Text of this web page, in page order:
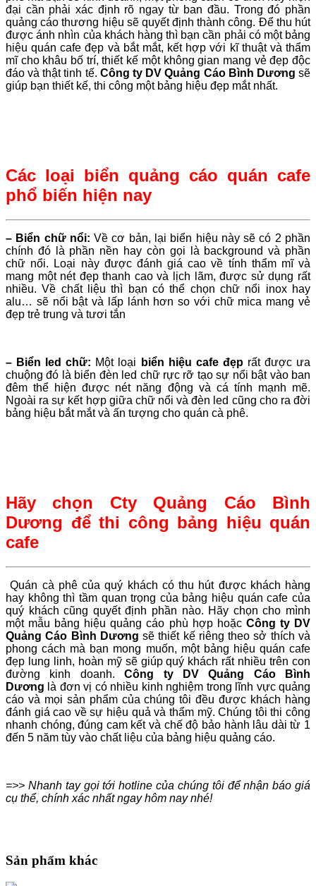
đại cần phải xác định rõ ngay từ ban đầu. Trong đó phần
quảng cáo thương hiệu sẽ quyết định thành công. Để thu hút
được ánh nhìn của khách hàng thì bạn cần phải có một bảng
hiệu quán cafe đẹp và bắt mắt, kết hợp với kĩ thuật và thẩm
mĩ cho khâu bố trí, thiết kế một không gian mang vẻ đẹp độc
đáo và thật tinh tế. Công ty DV Quảng Cáo Bình Dươngsẽ
giúp bạn thiết kế, thi công một bảng hiệu đẹp mắt nhất.
Các loại biển quảng cáo quán cafe
phổ biến hiện nay
– Biển chữ nổi:Về cơ bản, lại biển hiệu này sẽ có 2 phần
chính đó là phần nền hay còn gọi là background và phần
chữ nổi. Loại này được đánh giá cao về tính thẩm mĩ và
mang một nét đẹp thanh cao và lịch lãm, được sử dụng rất
nhiều. Về chất liệu thì bạn có thể chọn chữ nổi inox hay
alu… sẽ nổi bật và lấp lánh hơn so với chữ mica mang vẻ
đẹp trẻ trung và tươi tắn
– Biển led chữ: Một loại biển hiệu cafe đẹprất được ưa
chuộng đó là biển đèn led chữ rực rỡ tạo sự nổi bật vào ban
đêm thể hiện được nét năng động và cá tính mạnh mẽ.
Ngoài ra sự kết hợp giữa chữ nổi và đèn led cũng cho ra đời
bảng hiệu bắt mắt và ấn tượng cho quán cà phê.
Hãy chọn Cty Quảng Cáo Bình
Dương để thi công bảng hiệu quán
cafe
Quán cà phê của quý khách có thu hút được khách hàng
hay không thì tầm quan trọng của bảng hiệu quán cafe của
quý khách cũng quyết định phần nào. Hãy chọn cho mình
một mẫu bảng hiệu quảng cáo phù hợp hoặc Công ty DV
Quảng Cáo Bình Dương sẽ thiết kế riêng theo sở thích và
phong cách mà bạn mong muốn, một bảng hiệu quán cafe
đẹp lung linh, hoàn mỹ sẽ giúp quý khách rất nhiều trên con
đường kinh doanh.Công ty DV Quảng Cáo Bình
Dương là đơn vị có nhiều kinh nghiệm trong lĩnh vực quảng
cáo và mọi sản phẩm của chúng tôi đều được khách hàng
đánh giá cao về sự hiệu quả và thẩm mỹ. Chúng tôi thi công
nhanh chóng, đúng cam kết và chế độ bảo hành lâu dài từ 1
đến 5 năm tùy vào chất liệu của bảng hiệu quảng cáo.
=>> Nhanh tay gọi tới hotline của chúng tôi để nhận báo giá
cụ thể, chính xác nhất ngay hôm nay nhé!
Sản phẩm khác